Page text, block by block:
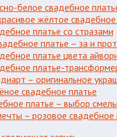
белое свадебное
жёлтое свадебное
платье со стразами
платье – за и
платье цвета
платье-
– оригинальное
свадебное платье
платье – выбор
– розовое свадебное